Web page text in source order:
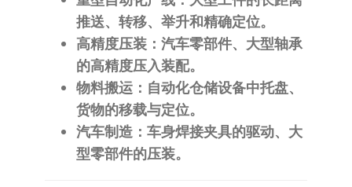
推送、转移、举升和精确定位。
高精度压装：汽车零部件、大型轴承
的高精度压入装配。
物料搬运：自动化仓储设备中托盘、
货物的移载与定位。
汽车制造：车身焊接夹具的驱动、大
型零部件的压装。